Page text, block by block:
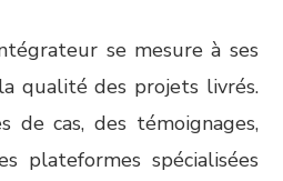
se mesure à ses
qualité des projets livrés.
de cas, des témoignages,
plateformes spécialisées